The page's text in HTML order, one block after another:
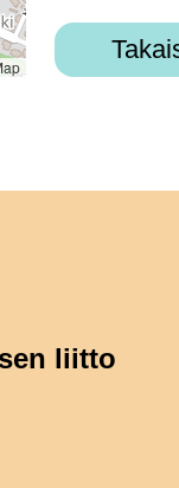
liitto